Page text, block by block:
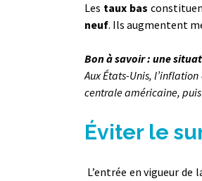
Les taux bas
neuf. Ils augmentent
Bon à savoir : une
Aux États-Unis,
centrale américaine,
Éviter le
L’entrée en vigueur